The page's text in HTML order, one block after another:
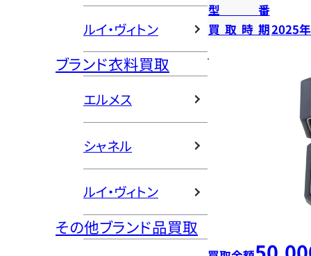
ルイ・ヴィトン
ブランド衣料買取
エルメス
シャネル
ルイ・ヴィトン
その他ブランド品買取
型番
買取時期2025